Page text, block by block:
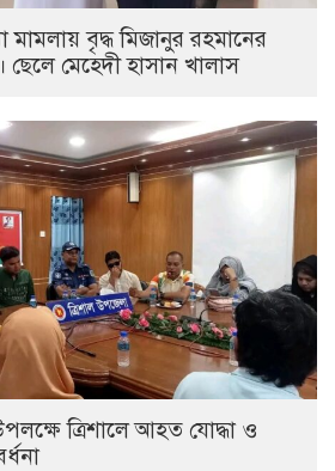
মামলায় বৃদ্ধ মিজানুর রহমানের
ছেলে মেহেদী হাসান খালাস
ত্রিশালে আহত যোদ্ধা ও